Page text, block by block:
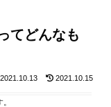
てどんなも
2021.10.13 2021.10.15